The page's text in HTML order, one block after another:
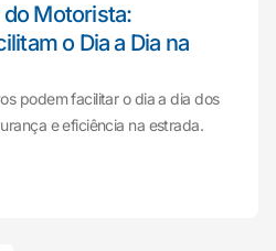
Motorista:
o Dia a Dia na
podem facilitar o dia a dia dos
e eficiência na estrada.